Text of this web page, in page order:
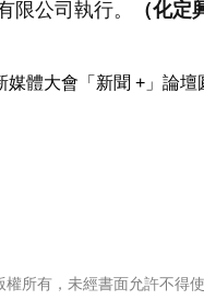
限公司執行。
（化定
權所有，未經書面允許不得使